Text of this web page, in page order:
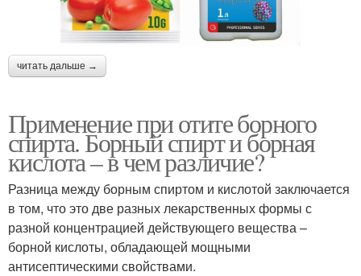
читать дальше →
Применение при отите борного
спирта. Борный спирт и борная
кислота – в чем различие?
Разница между борным спиртом и кислотой заключается
в том, что это две разных лекарственных формы с
разной концентрацией действующего вещества –
борной кислоты, обладающей мощными
антисептическими свойствами.